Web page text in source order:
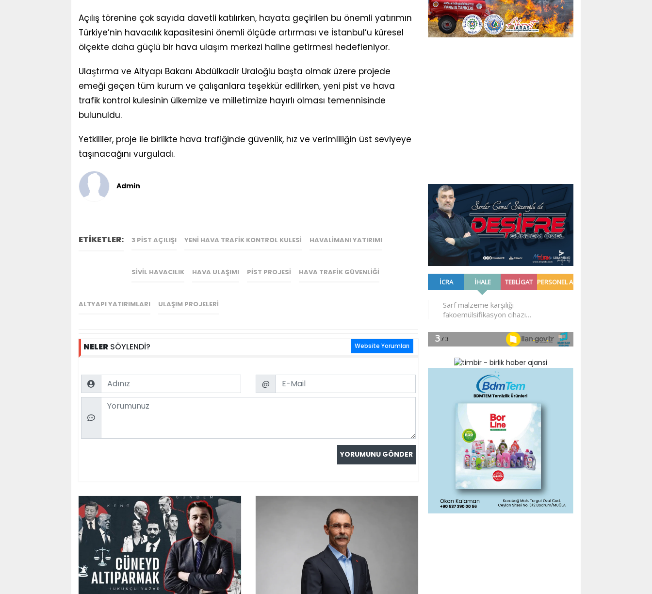
Açılış törenine çok sayıda davetli katılırken, hayata geçirilen bu önemli yatırımın
Türkiye’nin havacılık kapasitesini önemli ölçüde artırması ve İstanbul’u küresel
ölçekte daha güçlü bir hava ulaşım merkezi haline getirmesi hedefleniyor.
Ulaştırma ve Altyapı Bakanı Abdülkadir Uraloğlu başta olmak üzere projede
emeği geçen tüm kurum ve çalışanlara teşekkür edilirken, yeni pist ve hava
trafik kontrol kulesinin ülkemize ve milletimize hayırlı olması temennisinde
bulunuldu.
Yetkililer, proje ile birlikte hava trafiğinde güvenlik, hız ve verimliliğin üst seviyeye
taşınacağını vurguladı.
Admin
ETİKETLER: 3 PIST AÇILIŞI YENI HAVA TRAFIK KONTROL KULESI HAVALIMANI YATIRIMI
SIVIL HAVACILIK HAVA ULAŞIMI PIST PROJESI HAVA TRAFIK GÜVENLIĞI
ALTYAPI YATIRIMLARI ULAŞIM PROJELERI
NELER SÖYLENDİ? Website Yorumları
Name Email
@
Comment